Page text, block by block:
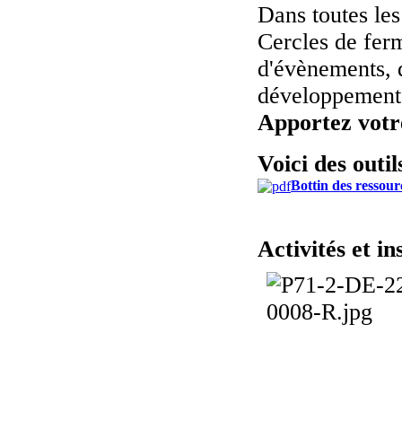
Dans toutes
Cercles de
d'évènements,
Apportez
Voici des
Bottin des
Activités et